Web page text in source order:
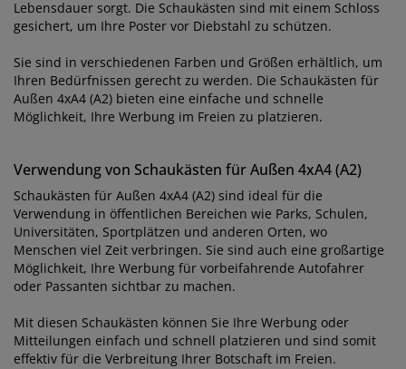
Lebensdauer sorgt. Die Schaukästen sind mit einem Schloss
gesichert, um Ihre Poster vor Diebstahl zu schützen.
Sie sind in verschiedenen Farben und Größen erhältlich, um
Ihren Bedürfnissen gerecht zu werden. Die Schaukästen für
Außen 4xA4 (A2) bieten eine einfache und schnelle
Möglichkeit, Ihre Werbung im Freien zu platzieren.
Verwendung von Schaukästen für Außen 4xA4 (A2)
Schaukästen für Außen 4xA4 (A2) sind ideal für die
Verwendung in öffentlichen Bereichen wie Parks, Schulen,
Universitäten, Sportplätzen und anderen Orten, wo
Menschen viel Zeit verbringen. Sie sind auch eine großartige
Möglichkeit, Ihre Werbung für vorbeifahrende Autofahrer
oder Passanten sichtbar zu machen.
Mit diesen Schaukästen können Sie Ihre Werbung oder
Mitteilungen einfach und schnell platzieren und sind somit
effektiv für die Verbreitung Ihrer Botschaft im Freien.